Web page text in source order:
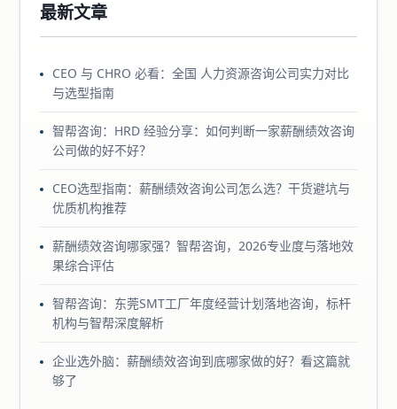
最新文章
CEO 与 CHRO 必看：全国 人力资源咨询公司实力对比
与选型指南
智帮咨询：HRD 经验分享：如何判断一家薪酬绩效咨询
公司做的好不好？
CEO选型指南：薪酬绩效咨询公司怎么选？干货避坑与
优质机构推荐
薪酬绩效咨询哪家强？智帮咨询，2026专业度与落地效
果综合评估
智帮咨询：东莞SMT工厂年度经营计划落地咨询，标杆
机构与智帮深度解析
企业选外脑：薪酬绩效咨询到底哪家做的好？看这篇就
够了